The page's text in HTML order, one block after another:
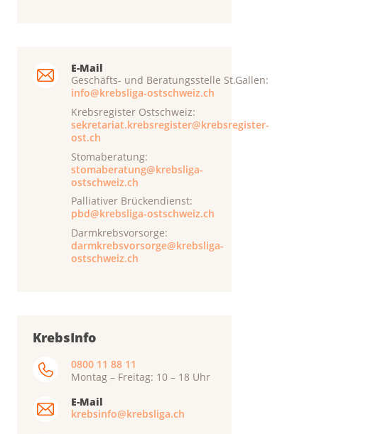
E-Mail
Geschäfts- und Beratungsstelle St.Gallen:
info@krebsliga-ostschweiz.ch
Krebsregister Ostschweiz:
sekretariat.krebsregister@krebsregister-
ost.ch
Stomaberatung:
stomaberatung@krebsliga-
ostschweiz.ch
Palliativer Brückendienst:
pbd@krebsliga-ostschweiz.ch
Darmkrebsvorsorge:
darmkrebsvorsorge@krebsliga-
ostschweiz.ch
KrebsInfo
0800 11 88 11
Montag – Freitag: 10 – 18 Uhr
E-Mail
krebsinfo@krebsliga.ch